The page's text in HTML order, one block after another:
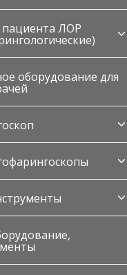
пациента ЛОР
оборудование для